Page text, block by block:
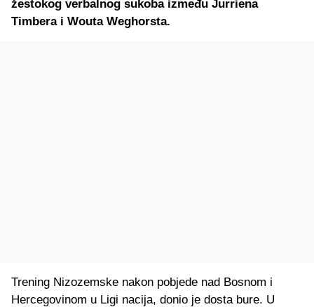
žestokog verbalnog sukoba između Jurriena
Timbera i Wouta Weghorsta.
Trening Nizozemske nakon pobjede nad Bosnom i
Hercegovinom u Ligi nacija, donio je dosta bure. U